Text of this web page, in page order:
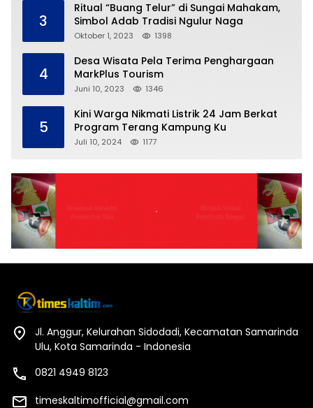
3
Ritual “Buang Telur” di Sungai Mahakam,
Simbol Adab Tradisi Ngulur Naga
Oktober 1, 2023 1398
4
Desa Wisata Pela Terima Penghargaan
MarkPlus Tourism
Juni 10, 2023 1346
5
Kini Warga Nikmati Listrik 24 Jam Berkat
Program Terang Kampung Ku
Juli 10, 2024 1177
Jl. Anggur, Kelurahan Sidodadi, Kecamatan Samarinda
Ulu, Kota Samarinda - Indonesia
0821 4949 8123
timeskaltimofficial@gmail.com